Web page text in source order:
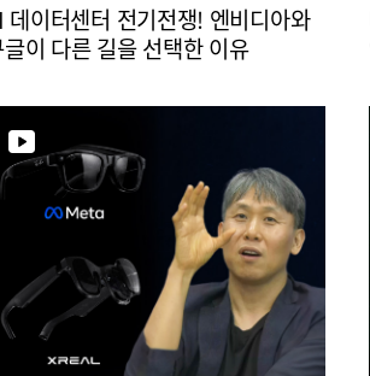
데이터센터 전기전쟁! 엔비디아와
이 다른 길을 선택한 이유